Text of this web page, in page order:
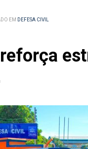
EM DEFESA CIVIL